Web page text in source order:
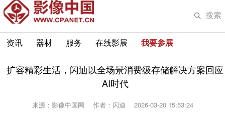
搜索
资讯 器材 服务 在线影展 我要参展
扩容精彩生活，闪迪以全场景消费级存储解决方案回应
AI时代
来源：影像中国网 作者：闪迪 2026-03-20 15:53:24